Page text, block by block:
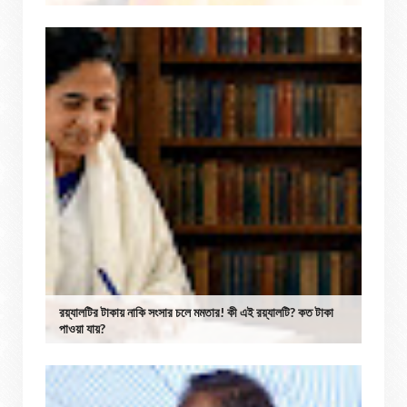
রয়্যালটির টাকায় নাকি সংসার চলে মমতার! কী এই রয়্যালটি? কত টাকা
পাওয়া যায়?